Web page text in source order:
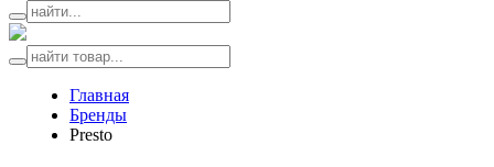
Главная
Бренды
Presto